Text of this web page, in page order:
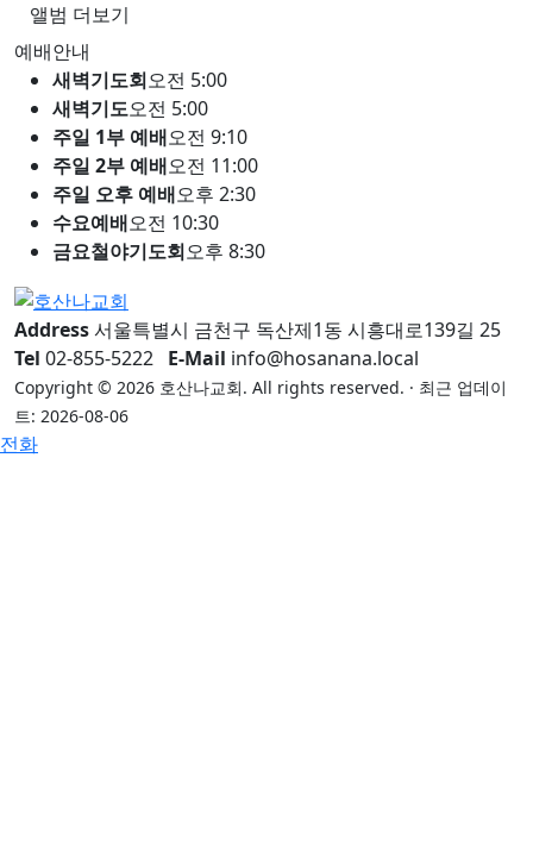
앨범 더보기
예배안내
새벽기도회오전 5:00
새벽기도오전 5:00
주일 1부 예배오전 9:10
주일 2부 예배오전 11:00
주일 오후 예배오후 2:30
수요예배오전 10:30
금요철야기도회오후 8:30
Address서울특별시 금천구 독산제1동 시흥대로139길 25
Tel 02-855-5222 E-Mail info@hosanana.local
Copyright © 2026 호산나교회. All rights reserved. · 최근 업데이
트: 2026-08-06
전화